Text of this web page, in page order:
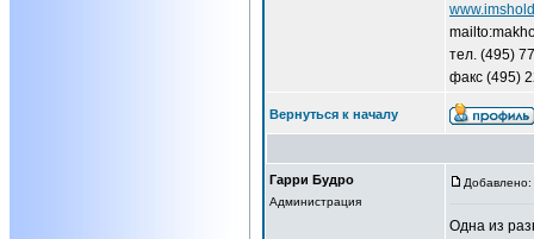
тел. (495)
факс (495)
Вернуться к началу
Гарри Будро
Администрация
Одна из